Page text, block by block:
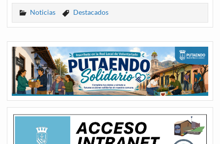
Noticias Destacados